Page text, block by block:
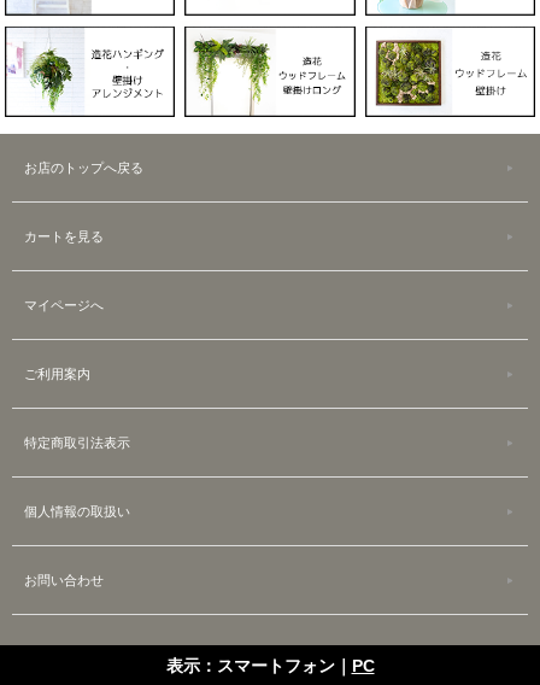
お店のトップへ戻る
カートを見る
マイページへ
ご利用案内
特定商取引法表示
個人情報の取扱い
お問い合わせ
表示：スマートフォン｜ PC